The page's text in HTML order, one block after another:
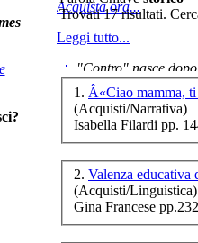
Acquista ora...
Leggi tutto...
"Contro" nasce
cominciato con la
ripensaremarx. i saggi
questa collaborazione
è teorica, sempre però
presente fase.
Acquista ora...
A feed could not be
http://www.lastampa.it/
Trovati 17 risultati.
1. Â«Ciao mamma,
(Acquisti/Narrativa)
Isabella Filardi pp.
2. Valenza educativa
(Acquisti/Linguistica)
Gina Francese